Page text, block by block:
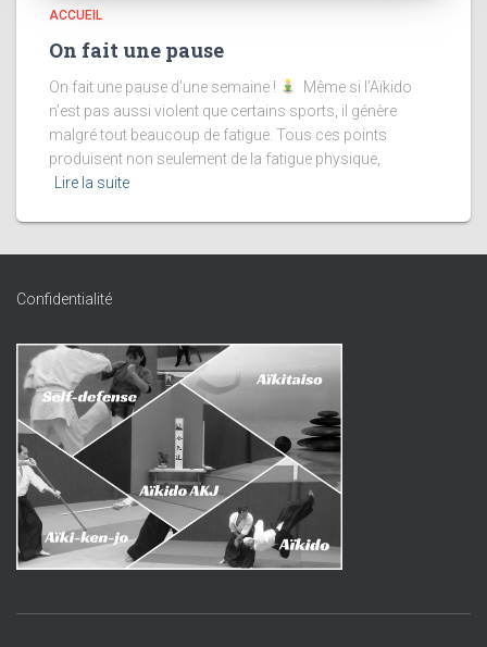
ACCUEIL
On fait une pause
On fait une pause d’une semaine !
Même si l’Aïkido
n’est pas aussi violent que certains sports, il génère
malgré tout beaucoup de fatigue. Tous ces points
produisent non seulement de la fatigue physique,
Lire la suite
Confidentialité